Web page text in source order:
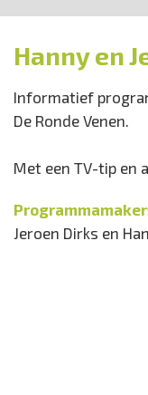
Hanny en
Informatief
De Ronde Venen.
Met een TV-tip en
Jeroen Dirks en